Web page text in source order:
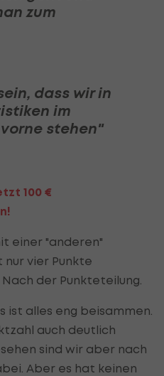
zum
dass wir in
im
stehen"
100 €
einer "anderen"
nur vier Punkte
. Nach der Punkteteilung.
ist alles eng beisammen.
auch deutlich
sind wir aber nach
Aber es hat keinen